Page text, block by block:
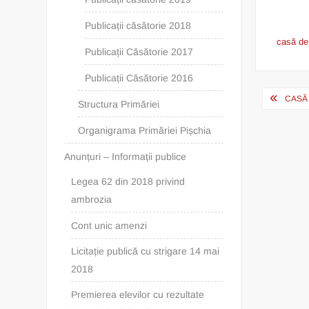
casă
PostCASĂ
Publicații căsătorie 2018
Publicații Căsătorie 2017
Publicații Căsătorie 2016
Structura Primăriei
Organigrama Primăriei Pișchia
Anunțuri – Informații publice
Legea 62 din 2018 privind
ambrozia
Cont unic amenzi
Licitație publică cu strigare 14 mai
2018
Premierea elevilor cu rezultate